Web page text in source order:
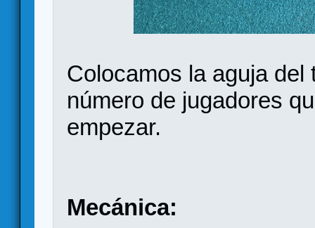
Colocamos la aguja
número de jugadores
empezar.
Mecánica: